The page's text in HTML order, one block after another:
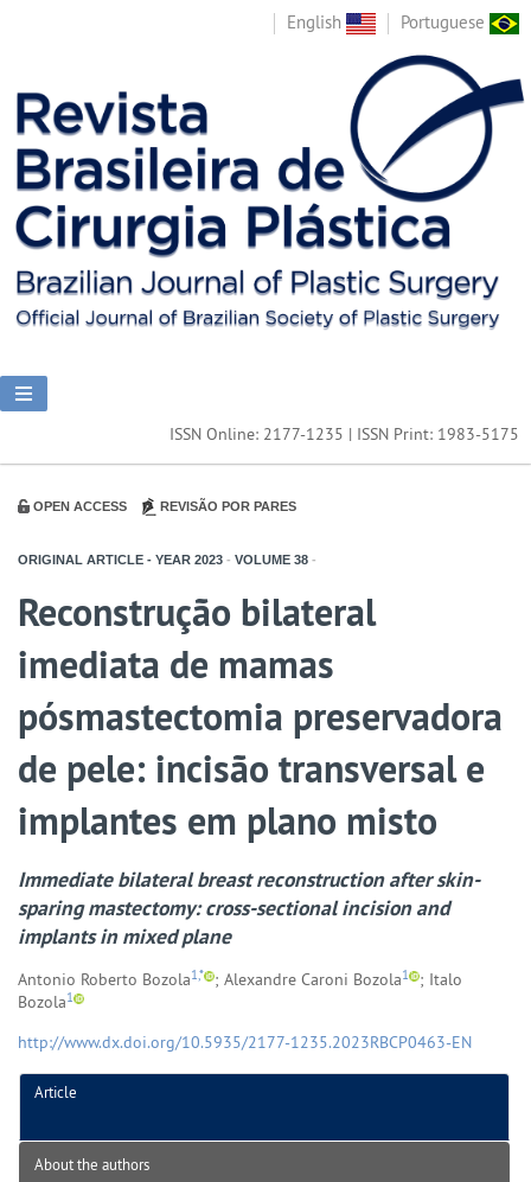
English Portuguese
ISSN Online: 2177-1235 | ISSN Print: 1983-5175
OPEN ACCESS REVISÃO POR PARES
ORIGINAL ARTICLE - YEAR 2023 - VOLUME 38 -
Reconstrução bilateral
imediata de mamas
pósmastectomia preservadora
de pele: incisão transversal e
implantes em plano misto
Immediate bilateral breast reconstruction after skin-
sparing mastectomy: cross-sectional incision and
implants in mixed plane
Antonio Roberto Bozola1,* ; Alexandre Caroni Bozola1
; Italo
Bozola1
http://www.dx.doi.org/10.5935/2177-1235.2023RBCP0463-EN
Article
About the authors